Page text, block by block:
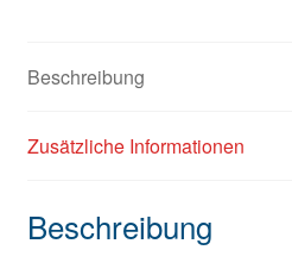
Beschreibung
Zusätzliche Informationen
Beschreibung